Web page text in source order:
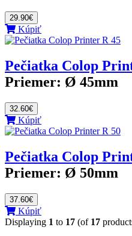
29.90€
Kúpiť
Pečiatka Colop
Priemer: Ø 45mm
32.60€
Kúpiť
Pečiatka Colop
Priemer: Ø 50mm
37.60€
Kúpiť
Displaying 1 to 17 (of 17